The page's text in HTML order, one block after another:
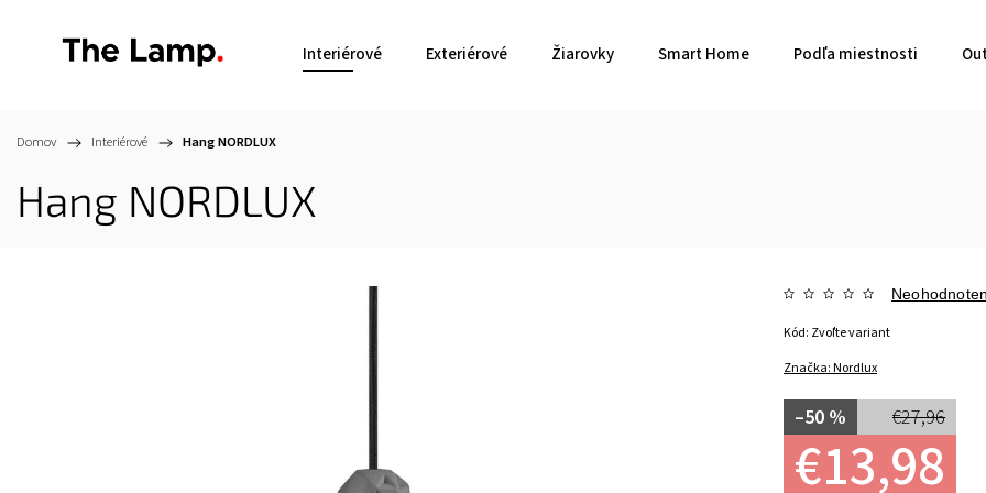
Interiérové Exteriérové Žiarovky Smart Home Podľa miestnosti
Domov / Interiérové / HangNORDLUX
Hang NORDLUX
Značka:Nordlux
€27,96
–50 %
€13,98
Kód: Zvoľte variant